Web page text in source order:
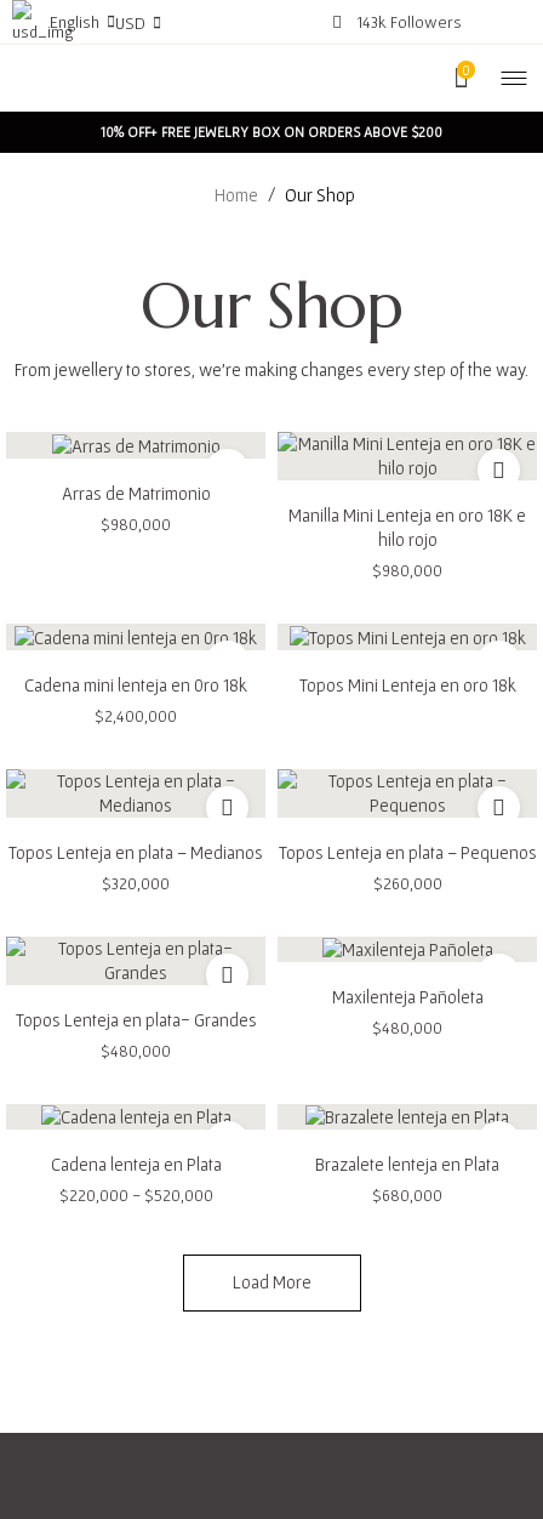
English USD 143k Followers
0
10% OFF+ FREE JEWELRY BOX ON ORDERS ABOVE $200
Home / Our Shop
Our Shop
From jewellery to stores, we’re making changes every step of the way.
Arras de Matrimonio
$980,000
Manilla Mini Lenteja en oro 18K e
hilo rojo
$980,000
Cadena mini lenteja en 0ro 18k
$2,400,000
Topos Mini Lenteja en oro 18k
Topos Lenteja en plata – Medianos
$320,000
Topos Lenteja en plata – Pequenos
$260,000
Topos Lenteja en plata- Grandes
$480,000
Maxilenteja Pañoleta
$480,000
Cadena lenteja en Plata
$220,000 - $520,000
Brazalete lenteja en Plata
$680,000
Load More